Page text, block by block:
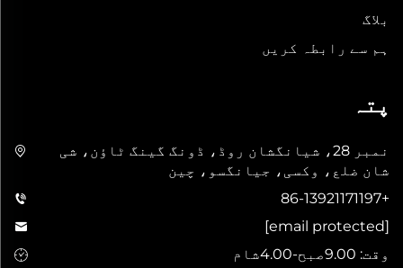
بلاگ
ہم سے رابطہ کریں
پتہ
نمبر 28، شیانگشان روڈ، ڈونگ گینگ ٹاؤن، شی
شان ضلع، وکسی، جیانگسو، چین
+86-13921171197
[email protected]
وقت: 9.00صبح-4.00شام